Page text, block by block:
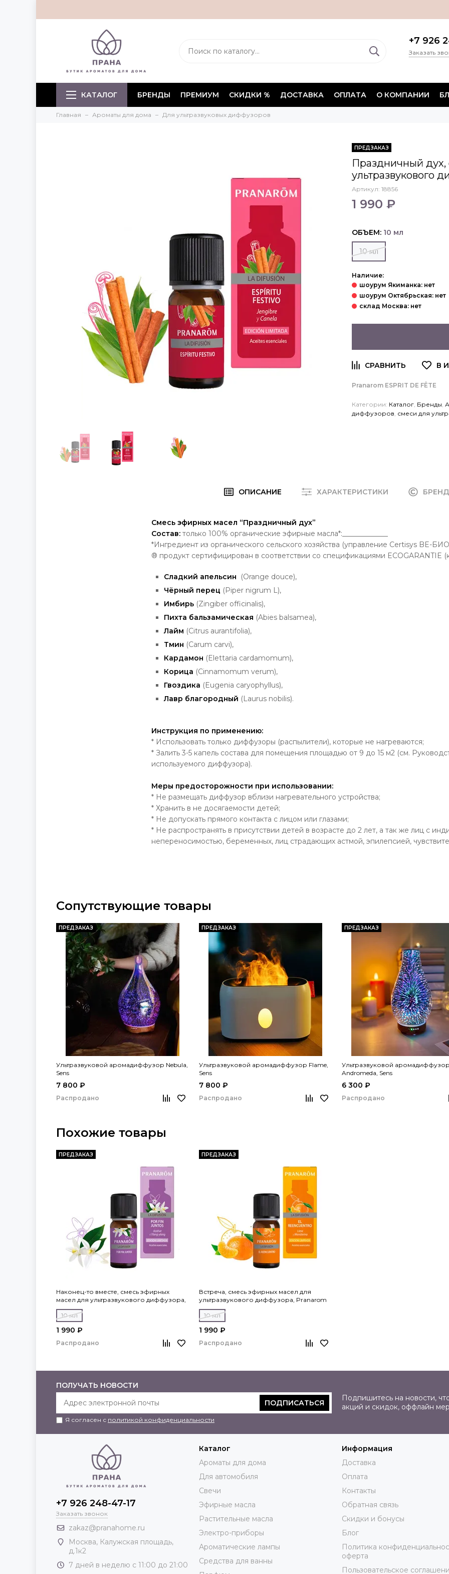
+7 926
Заказать
КАТАЛОГ БРЕНДЫ ПРЕМИУМ СКИДКИ % ДОСТАВКА ОПЛАТА О КОМПАНИИ
Главная Ароматы для дома Для ультразвуковых диффузоров
ПРЕДЗАКАЗ
Праздничный
ультразвукового
Артикул: 18856
1 990 ₽
ОБЪЕМ: 10 мл
10 мл
Наличие:
Pranarom ESPRIT DE FÊTE
Категории: Каталог Бренды
диффузоров смеси для
ОПИСАНИЕ ХАРАКТЕРИСТИКИ БРЕНД
Смесь эфирных масел “Праздничный дух”
Состав: только 100% органические эфирные масла*:_____________
*Ингредиент из органического сельского хозяйства (управление Certisys BE-
® продукт сертифицирован в соответствии со спецификациями ECOGARANTIE
Сладкий апельсин (Orange douce),
Чёрный перец (Piper nigrum L),
Имбирь (Zingiber officinalis),
Пихта бальзамическая (Abies balsamea),
Лайм (Citrus aurantifolia),
Тмин (Carum carvi),
Кардамон (Elettaria cardamomum),
Корица (Cinnamomum verum),
Гвоздика (Eugenia caryophyllus),
Лавр благородный (Laurus nobilis).
Инструкция по применению:
* Использовать только диффузоры (распылители), которые не нагреваются;
* Залить 3-5 капель состава для помещения площадью от 9 до 15 м2 (см.
используемого диффузора).
Меры предосторожности при использовании:
* Не размещать диффузор вблизи нагревательного устройства;
* Хранить в не досягаемости детей;
* Не допускать прямого контакта с лицом или глазами;
* Не распространять в присутствии детей в возрасте до 2 лет, а так же лиц с
непереносимостью, беременных, лиц страдающих астмой, эпилепсией,
Сопутствующие товары
ПРЕДЗАКАЗ
Ультразвуковой аромадиффузор Nebula,
Sens
7 800 ₽
Распродано
ПРЕДЗАКАЗ
Ультразвуковой аромадиффузор Flame,
Sens
7 800 ₽
Распродано
ПРЕДЗАКАЗ
Ультразвуковой аромадиффузор
Andromeda, Sens
6 300 ₽
Распродано
Похожие товары
ПРЕДЗАКАЗ
Наконец-то вместе, смесь эфирных
масел для ультразвукового диффузора,
Pranarom
10 мл
1 990 ₽
Распродано
ПРЕДЗАКАЗ
Встреча, смесь эфирных масел для
ультразвукового диффузора, Pranarom
10 мл
1 990 ₽
Распродано
ПОЛУЧАТЬ НОВОСТИ
ПОДПИСАТЬСЯ
Я согласен с политикой конфиденциальности
Подпишитесь на новости,
акций и скидок, оффлайн
+7 926 248-47-17
Заказать звонок
zakaz@pranahome.ru
Москва, Калужская площадь,
д.1к2
7 дней в неделю с 11:00 до 21:00
Каталог
Ароматы для дома
Для автомобиля
Свечи
Эфирные масла
Растительные масла
Электро-приборы
Ароматические лампы
Средства для ванны
Информация
Доставка
Оплата
Контакты
Обратная связь
Скидки и бонусы
Блог
Политика
оферта
Пользовательское